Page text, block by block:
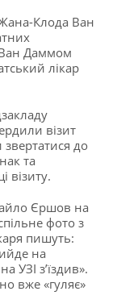
Клода Ван
Ван Даммом
лікар
візит
до
та
візиту.
Єршов на
фото з
пишуть:
на
УЗІ з’їздив».
вже «гуляє»